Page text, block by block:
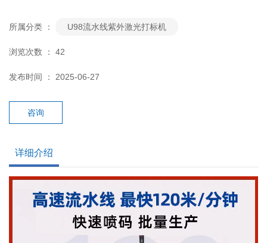
所属分类 ： U98流水线紫外激光打标机
浏览次数 ： 42
发布时间 ： 2025-06-27
咨询
详细介绍